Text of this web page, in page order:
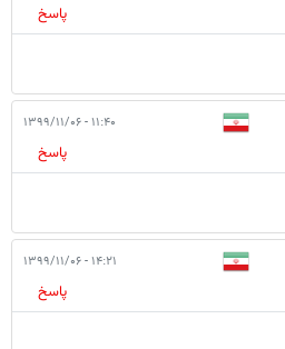
پاسخ
۱۱:۴۰ - ۱۳۹۹/۱۱/۰۶
پاسخ
۱۴:۲۱ - ۱۳۹۹/۱۱/۰۶
پاسخ